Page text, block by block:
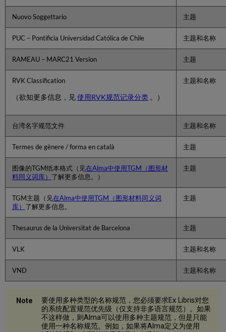
的
规
范
记
录
可
的
书
目
录
基
于
ID
关
联
从
书
目
题
出
个
范
记
Nuovo Soggettario 主题
PUC – Pontificia Universidad Católica de Chile 主题和名称
RAMEAU – MARC21 Version 主题
RVK Classification
（欲知更多信息，见使用RVK规范记录分类。）
主题和名称
台湾名字规范文件 主题和名称
Termes de gènere / forma en català 主题
图像的TGM纸本格式（见在Alma中使用TGM（图形材
料同义词库） 了解更多信息。）
主题
TGM主题（见在Alma中使用TGM（图形材料同义词
库） 了解更多信息。
主题
Thesaurus de la Universitat de Barcelona 主题
VLK 主题和名称
VND 主题和名称
要使用多种类型的名称规范，您必须要求Ex Libris对您
的系统配置规范优先级（仅支持非多语言规范）。如果
不这样做，则Alma可以使用多种主题规范，但是只能
使用一种名称规范。例如，如果将Alma定义为使用